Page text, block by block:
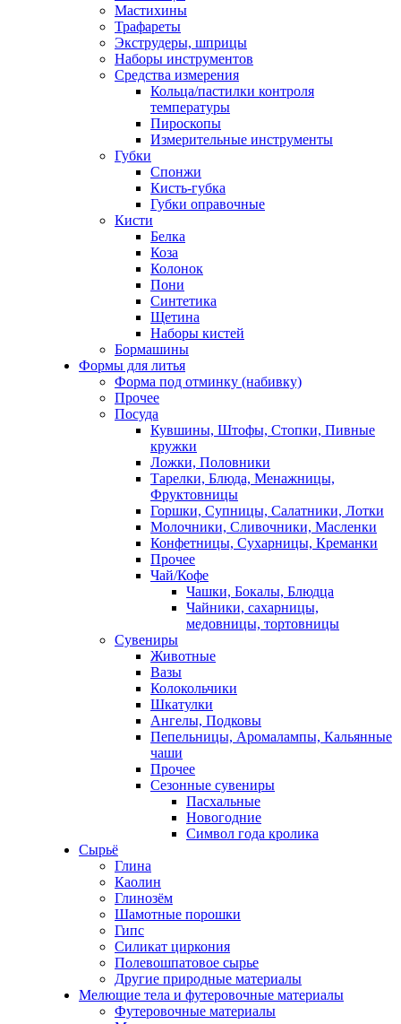
Мастихины
Трафареты
Экструдеры, шприцы
Наборы инструментов
Средства измерения
Кольца/пастилки контроля
температуры
Пироскопы
Измерительные инструменты
Губки
Спонжи
Кисть-губка
Губки оправочные
Кисти
Белка
Коза
Колонок
Пони
Синтетика
Щетина
Наборы кистей
Бормашины
Формы для литья
Форма под отминку (набивку)
Прочее
Посуда
Кувшины, Штофы, Стопки, Пивные
кружки
Ложки, Половники
Тарелки, Блюда, Менажницы,
Фруктовницы
Горшки, Супницы, Салатники, Лотки
Молочники, Сливочники, Масленки
Конфетницы, Сухарницы, Креманки
Прочее
Чай/Кофе
Чашки, Бокалы, Блюдца
Чайники, сахарницы,
медовницы, тортовницы
Сувениры
Животные
Вазы
Колокольчики
Шкатулки
Ангелы, Подковы
Пепельницы, Аромалампы, Кальянные
чаши
Прочее
Сезонные сувениры
Пасхальные
Новогодние
Символ года кролика
Сырьё
Глина
Каолин
Глинозём
Шамотные порошки
Гипс
Силикат циркония
Полевошпатовое сырье
Другие природные материалы
Мелющие тела и футеровочные материалы
Футеровочные материалы